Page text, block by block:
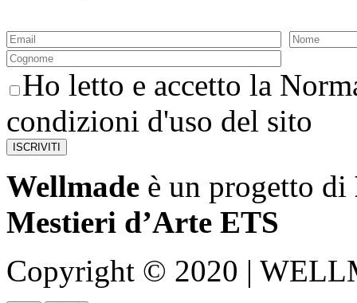
Ho letto e accetto la
condizioni d'uso del sito
Wellmade è un progetto di
Mestieri d’Arte ETS
Copyright © 2020 |